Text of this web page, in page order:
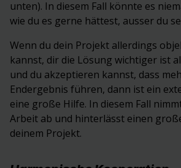
unten). In diesem Fall könnte es
wie du es gerne hättest, ausser du
Wenn du dein Projekt allerdings
kannst, dir die Lösung wichtiger ist
und du akzeptieren kannst, dass
Endergebnis führen, dann ist ein
eine große Hilfe. In diesem Fall
Arbeit ab und hinterlässt einen
deinem Projekt.